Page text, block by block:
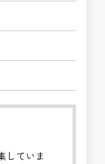
していま